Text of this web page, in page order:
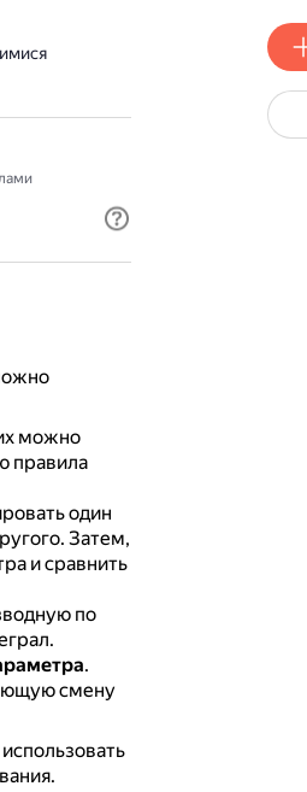
можно
правила
один
Затем,
и сравнить
по
.
смену